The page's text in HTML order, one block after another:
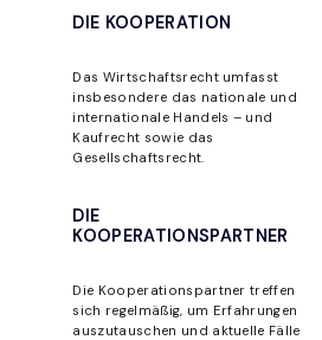
DIE KOOPERATION
Das Wirtschaftsrecht umfasst
insbesondere das nationale und
internationale Handels – und
Kaufrecht sowie das
Gesellschaftsrecht.
DIE
KOOPERATIONSPARTNER
Die Kooperationspartnertreffen
sich regelmäßig, um Erfahrungen
auszutauschen und aktuelle Fälle